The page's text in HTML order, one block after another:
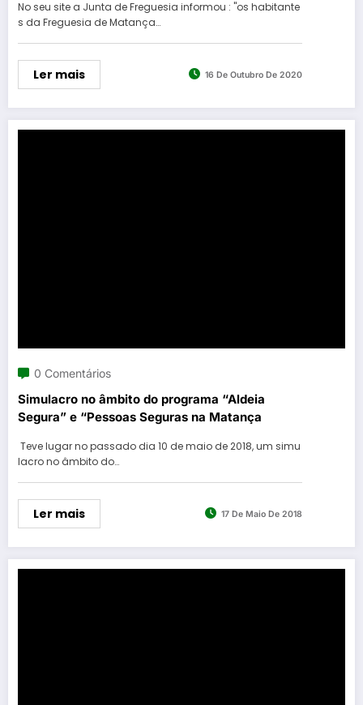
No seu site a Junta de Freguesia informou : "os habitante
s da Freguesia de Matança…
Ler mais 16 De Outubro De 2020
0 Comentários
Simulacro no âmbito do programa “Aldeia
Segura” e “Pessoas Seguras na Matança
Teve lugar no passado dia 10 de maio de 2018, um simu
lacro no âmbito do…
Ler mais 17 De Maio De 2018